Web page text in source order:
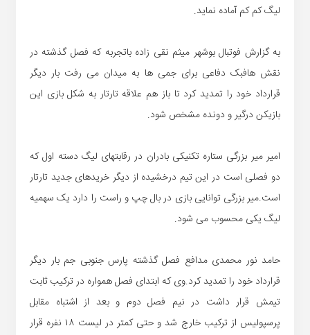
لیگ کم کم آماده نماید.
به گزارش فوتبال بوشهر میثم نقی زاده باتجربه که فصل گذشته در
نقش هافبک دفاعی برای جمی ها به میدان می رفت بار دیگر
قرارداد خود را تمدید کرد تا باز هم علاقه تارتار به شکل بازی این
بازیکن درگیر و دونده مشخص شود.
امیر میر بزرگی ستاره تکنیکی بادران در رقابتهای لیگ دسته اول که
دو فصلی است در این تیم درخشیده از دیگر خریدهای جدید تارتار
است.میر بزرگی توانایی بازی در بال چپ و راست را دارد یک سهمیه
لیگ یکی محسوب می شود.
حامد نور محمدی مدافع فصل گذشته پارس جنوبی جم بار دیگر
قرارداد خود را تمدید کرد.وی که ابتدای فصل همواره در ترکیب ثابت
تیمش قرار داشت در نیم فصل دوم و بعد از اشتباه مقابل
پرسپولیس از ترکیب خارج شد و حتی کمتر در لیست ۱۸ نفره قرار